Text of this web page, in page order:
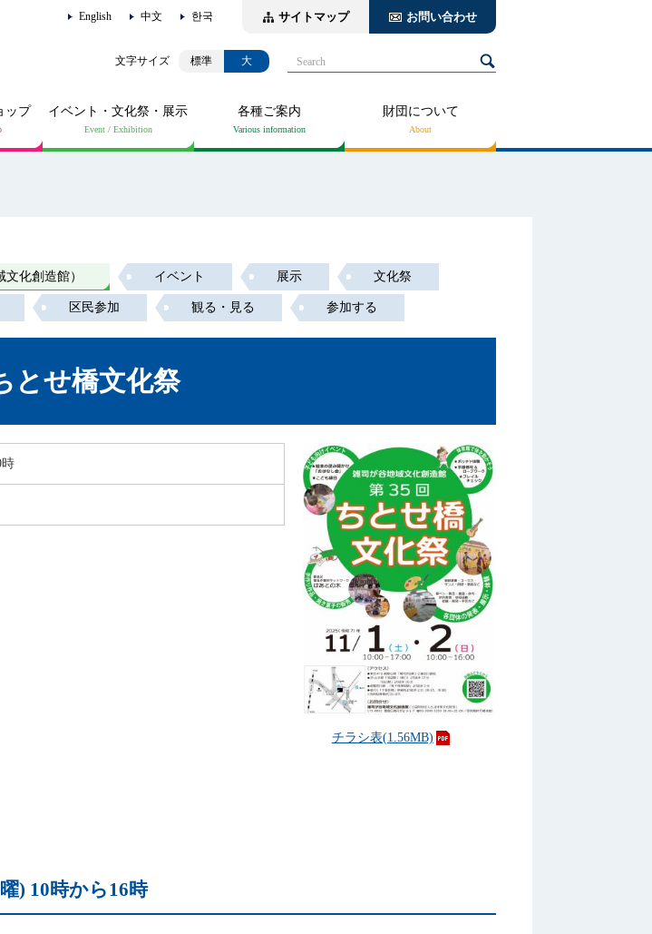
English 中文 한국 サイトマップ お問い合わせ
標準 大 Search
ップ イベント・文化祭・展示 各種ご案内 財団について
化創造館） イベント 展示 文化祭
区民参加 観る・見る 参加する
とせ橋文化祭
チラシ表(1.56MB)
) 10時から16時